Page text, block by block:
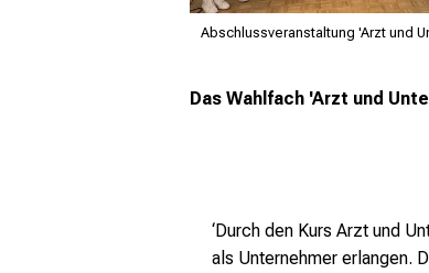
Abschlussveranstaltung 'Arzt und
Das Wahlfach 'Arzt und
‘Durch den Kurs Arzt und
als Unternehmer erlangen.